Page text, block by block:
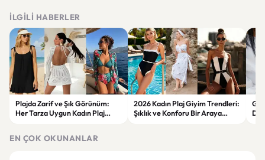
İLGILI HABERLER
Plajda Zarif ve Şık Görünüm:
Her Tarza Uygun Kadın Plaj
2026 Kadın Plaj Giyim Trendleri:
Şıklık ve Konforu Bir Araya
EN ÇOK OKUNANLAR